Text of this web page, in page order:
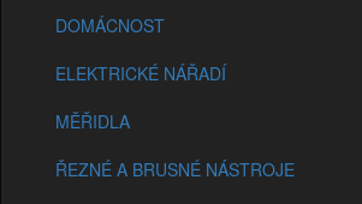
DOMÁCNOST
ELEKTRICKÉ NÁŘADÍ
MĚŘIDLA
ŘEZNÉ A BRUSNÉ NÁSTROJE